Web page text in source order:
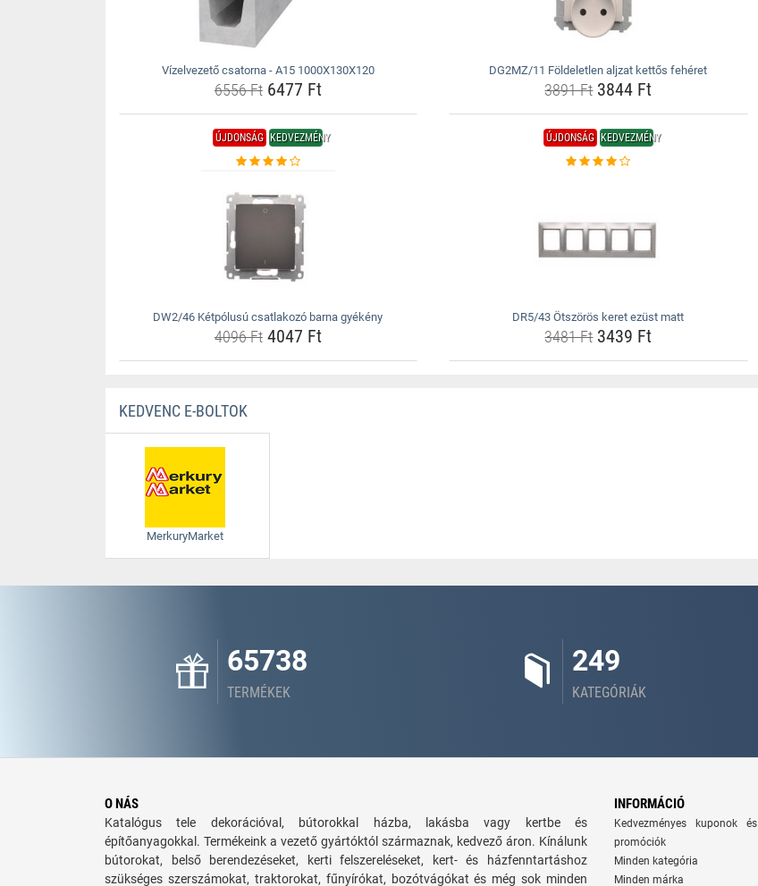
Vízelvezető csatorna - A15 1000X130X120
6556 Ft6477 Ft
DG2MZ/11 Földeletlen aljzat kettős fehéret
3891 Ft3844 Ft
ÚJDONSÁG KEDVEZMÉNY
DW2/46 Kétpólusú csatlakozó barna gyékény
4096 Ft4047 Ft
ÚJDONSÁG KEDVEZMÉNY
DR5/43 Ötszörös keret ezüst matt
3481 Ft3439 Ft
KEDVENC E-BOLTOK
MerkuryMarket
65738
TERMÉKEK
249
KATEGÓRIÁK
O NÁS
Katalógus tele dekorációval, bútorokkal házba, lakásba vagy kertbe és
építőanyagokkal. Termékeink a vezető gyártóktól származnak, kedvező áron. Kínálunk
bútorokat, belső berendezéseket, kerti felszereléseket, kert- és házfenntartáshoz
szükséges szerszámokat, traktorokat, fűnyírókat, bozótvágókat és még sok minden
INFORMÁCIÓ
Kedvezményes kuponok és
promóciók
Minden kategória
Minden márka